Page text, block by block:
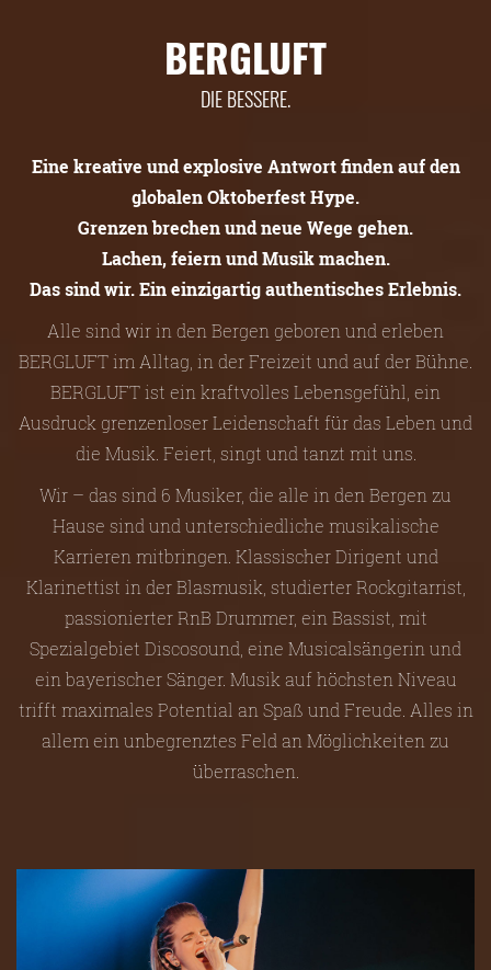
BERGLUFT
DIE BESSERE.
Eine kreative und explosive Antwort finden auf den
globalen Oktoberfest Hype.
Grenzen brechen und neue Wege gehen.
Lachen, feiern und Musik machen.
Das sind wir. Ein einzigartig authentisches Erlebnis.
Alle sind wir in den Bergen geboren und erleben
BERGLUFT im Alltag, in der Freizeit und auf der Bühne.
BERGLUFT ist ein kraftvolles Lebensgefühl, ein
Ausdruck grenzenloser Leidenschaft für das Leben und
die Musik. Feiert, singt und tanzt mit uns.
Wir – das sind 6 Musiker, die alle in den Bergen zu
Hause sind und unterschiedliche musikalische
Karrieren mitbringen. Klassischer Dirigent und
Klarinettist in der Blasmusik, studierter Rockgitarrist,
passionierter RnB Drummer, ein Bassist, mit
Spezialgebiet Discosound, eine Musicalsängerin und
ein bayerischer Sänger. Musik auf höchsten Niveau
trifft maximales Potential an Spaß und Freude. Alles in
allem ein unbegrenztes Feld an Möglichkeiten zu
überraschen.